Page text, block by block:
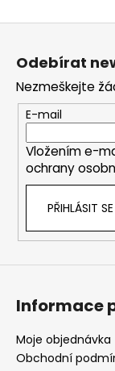
Z
Odebírat
Nezmeškejte
E-mail
Vložením e-
ochrany
PŘIHLÁSIT SE
Informace
Moje objednávka
Obchodní